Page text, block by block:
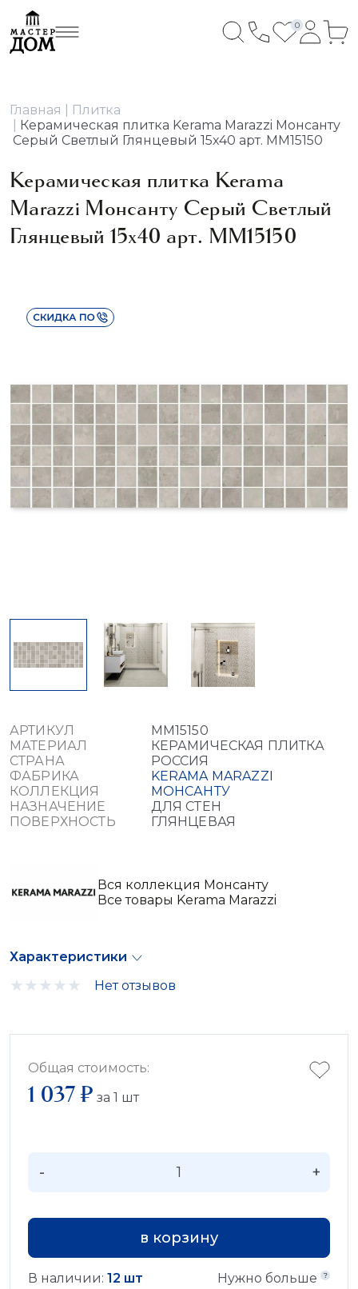
0
Главная
Плитка
Керамическая плитка Kerama Marazzi Монсанту
Серый Светлый Глянцевый 15x40 арт. MM15150
Керамическая плитка Kerama
Marazzi Монсанту Серый Светлый
Глянцевый 15x40 арт. MM15150
АРТИКУЛ
MM15150
МАТЕРИАЛ
КЕРАМИЧЕСКАЯ ПЛИТКА
СТРАНА
РОССИЯ
ФАБРИКА
KERAMA MARAZZI
КОЛЛЕКЦИЯ
МОНСАНТУ
НАЗНАЧЕНИЕ
ДЛЯ СТЕН
ПОВЕРХНОСТЬ
ГЛЯНЦЕВАЯ
Вся коллекция Монсанту
Все товары Kerama Marazzi
Характеристики
Нет отзывов
Общая стоимость:
1 037 ₽ за 1 шт
- +
в корзину
В наличии: 12 шт Нужно больше